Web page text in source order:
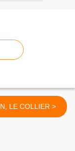
NELSON, LE COLLIER >